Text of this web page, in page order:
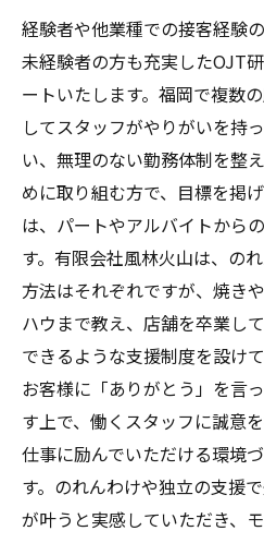
経験者や他業種での接客経験
未経験者の方も充実したOJT
ートいたします。福岡で複数
してスタッフがやりがいを持
い、無理のない勤務体制を整
めに取り組む方で、目標を掲
は、パートやアルバイトから
す。有限会社風林火山は、の
方法はそれぞれですが、焼き
ハウまで教え、店舗を卒業し
できるような支援制度を設けて
お客様に「ありがとう」を言
す上で、働くスタッフに誠意
仕事に励んでいただける環境
す。のれんわけや独立の支援
が叶うと実感していただき、